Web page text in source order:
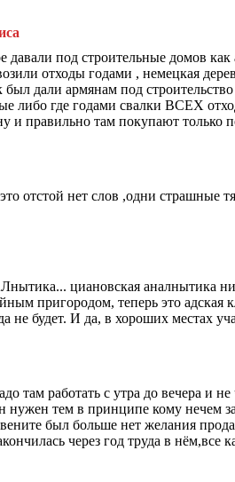
давали под строительные домов
отходы годами , немецкая
был дали армянам под
либо где годами свалки ВСЕХ
и правильно там покупают только
отстой нет слов ,одни страшные
циановская аналнытика
пригородом, теперь это адская
не будет. И да, в хороших местах
там работать с утра до вечера и
нужен тем в принципе кому нечем
был больше нет желания
через год труда в